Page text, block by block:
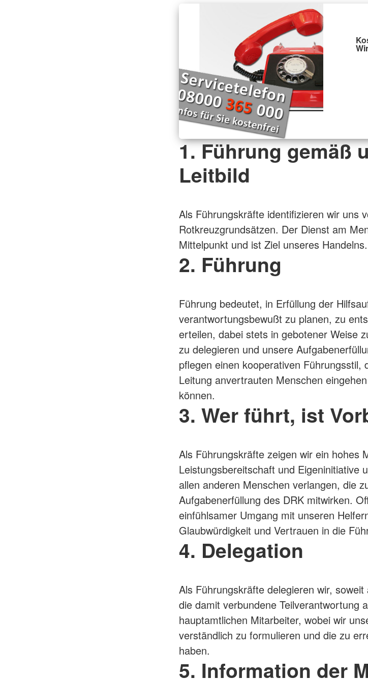
1. Führung gemäß
Leitbild
Als Führungskräfte identifizieren wir uns
Rotkreuzgrundsätzen. Der Dienst am
Mittelpunkt und ist Ziel unseres Handelns.
2. Führung
Führung bedeutet, in Erfüllung der
verantwortungsbewußt zu planen, zu
erteilen, dabei stets in gebotener Weise
zu delegieren und unsere
pflegen einen kooperativen
Leitung anvertrauten Menschen
können.
3. Wer führt, ist
Als Führungskräfte zeigen wir ein hohes
Leistungsbereitschaft und Eigeninitiative
allen anderen Menschen verlangen, die
Aufgabenerfüllung des DRK mitwirken.
einfühlsamer Umgang mit unseren
Glaubwürdigkeit und Vertrauen in die
4. Delegation
Als Führungskräfte delegieren wir,
die damit verbundene Teilverantwortung
hauptamtlichen Mitarbeiter, wobei wir
verständlich zu formulieren und die zu
haben.
5. Information der